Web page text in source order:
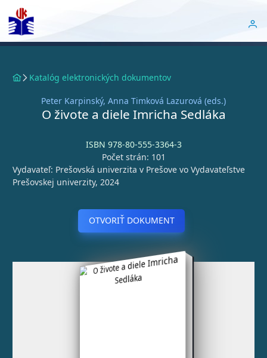
Katalóg elektronických dokumentov
Peter Karpinský, Anna Timková Lazurová (eds.)
O živote a diele Imricha Sedláka
ISBN 978-80-555-3364-3
Počet strán: 101
Vydavateľ: Prešovská univerzita v Prešove vo Vydavateľstve
Prešovskej univerzity, 2024
OTVORIŤ DOKUMENT